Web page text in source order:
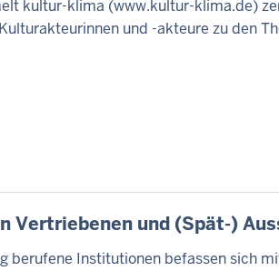
kultur-klima (www.kultur-klima.de)
und -akteure zu den
Vertriebenen und (Spät-)
berufene Institutionen befassen sich